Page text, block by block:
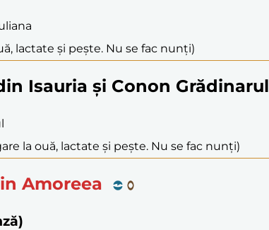
lactate și pește. Nu se fac nunți)
Isauria și Conon Grădinarul
la ouă, lactate și pește. Nu se fac nunți)
Amoreea